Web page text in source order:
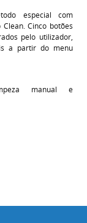
especial com
Cinco botões
pelo utilizador,
a partir do menu
manual e